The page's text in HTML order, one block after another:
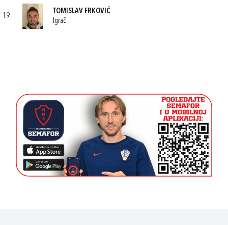
19
TOMISLAV FRKOVIĆ
Igrač